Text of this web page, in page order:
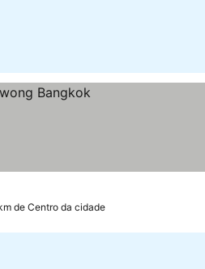
de Centro da cidade